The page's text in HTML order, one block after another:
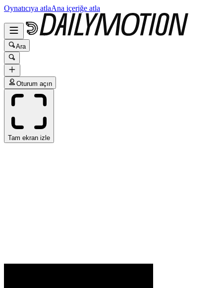
Oynatıcıya atlaAna içeriğe atla
Ara
Oturum açın
Tam ekran izle